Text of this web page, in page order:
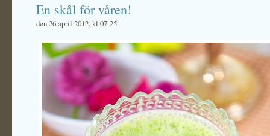
En skål för våren!
den 26 april 2012, kl 07:25